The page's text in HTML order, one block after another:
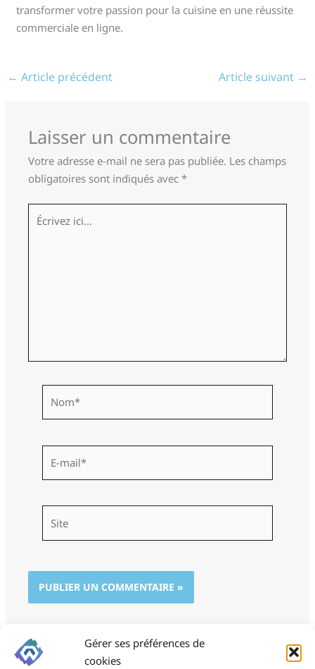
Gérer ses préférences de
cookies
transformer votre passion pour la cuisine en une réussite
commerciale en ligne.
← Article précédent Article suivant →
Laisser un commentaire
Votre adresse e-mail ne sera pas publiée. Les champs
obligatoires sont indiqués avec*
Écrivez
ici…
mail*